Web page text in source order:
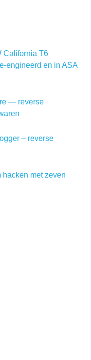
California T6
engineerd en in ASA
— reverse
– reverse
hacken met zeven